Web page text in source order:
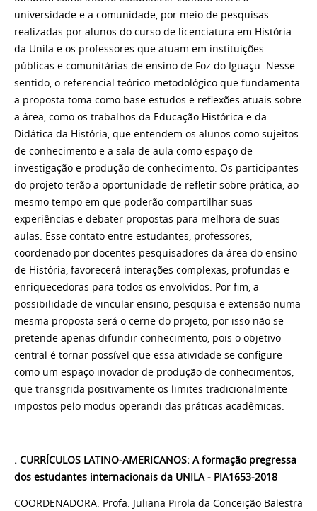
universidade e a comunidade, por meio de pesquisas
realizadas por alunos do curso de licenciatura em História
da Unila e os professores que atuam em instituições
públicas e comunitárias de ensino de Foz do Iguaçu. Nesse
sentido, o referencial teórico-metodológico que fundamenta
a proposta toma como base estudos e reflexões atuais sobre
a área, como os trabalhos da Educação Histórica e da
Didática da História, que entendem os alunos como sujeitos
de conhecimento e a sala de aula como espaço de
investigação e produção de conhecimento. Os participantes
do projeto terão a oportunidade de refletir sobre prática, ao
mesmo tempo em que poderão compartilhar suas
experiências e debater propostas para melhora de suas
aulas. Esse contato entre estudantes, professores,
coordenado por docentes pesquisadores da área do ensino
de História, favorecerá interações complexas, profundas e
enriquecedoras para todos os envolvidos. Por fim, a
possibilidade de vincular ensino, pesquisa e extensão numa
mesma proposta será o cerne do projeto, por isso não se
pretende apenas difundir conhecimento, pois o objetivo
central é tornar possível que essa atividade se configure
como um espaço inovador de produção de conhecimentos,
que transgrida positivamente os limites tradicionalmente
impostos pelo modus operandi das práticas acadêmicas.
. CURRÍCULOS LATINO-AMERICANOS: A formação pregressa
dos estudantes internacionais da UNILA - PIA1653-2018
COORDENADORA: Profa. Juliana Pirola da Conceição Balestra